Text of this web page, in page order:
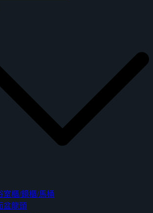
室櫃/鏡櫃/馬桶
盆龍頭